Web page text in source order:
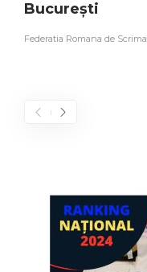
București
Federatia Romana de Scrima